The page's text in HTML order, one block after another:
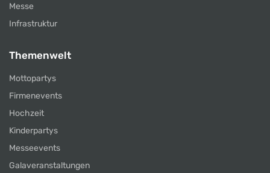
Messe
Infrastruktur
Themenwelt
Mottopartys
Firmenevents
Hochzeit
Kinderpartys
Messeevents
Galaveranstaltungen